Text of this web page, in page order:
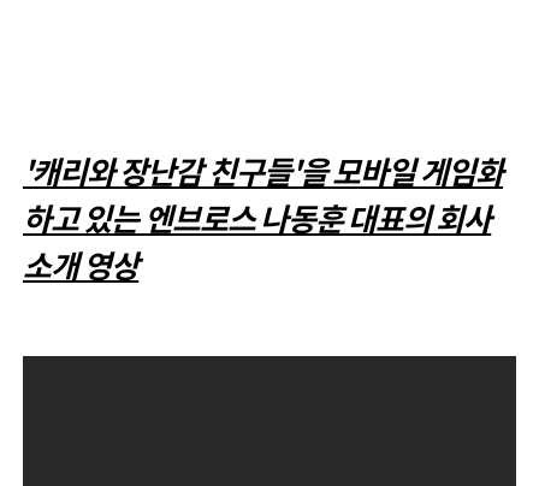
'캐리와 장난감 친구들'을 모바일 게임화
하고 있는 엔브로스 나동훈 대표의 회사
소개 영상